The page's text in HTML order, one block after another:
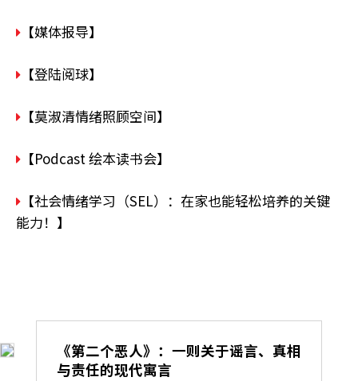
【媒体报导】
【登陆阅球】
【莫淑清情绪照顾空间】
【Podcast 绘本读书会】
【社会情绪学习（SEL）：在家也能轻松培养的关键
能力！】
《第二个恶人》：一则关于谣言、真相
与责任的现代寓言